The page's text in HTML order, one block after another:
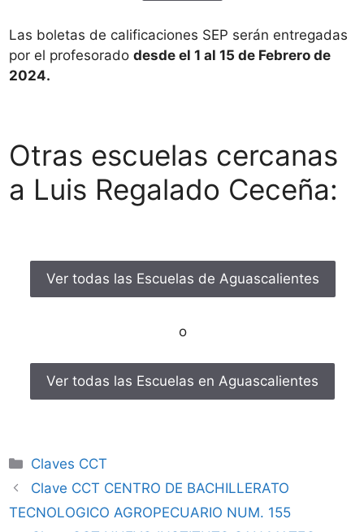
Las boletas de calificaciones SEP serán entregadas
por el profesorado desde el 1 al 15 de Febrero de
2024.
Otras escuelas cercanas
a Luis Regalado Ceceña:
Ver todas las Escuelas de Aguascalientes
o
Ver todas las Escuelas en Aguascalientes
Categorías
Claves CCT
Clave CCT CENTRO DE BACHILLERATO
TECNOLOGICO AGROPECUARIO NUM. 155